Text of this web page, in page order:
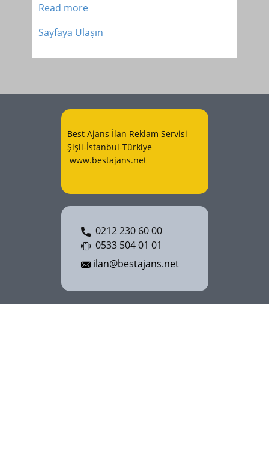
Read more
Sayfaya Ulaşın
Best Ajans İlan Reklam Servisi
Şişli-İstanbul-Türkiye
www.bestajans.net
0212 230 60 00
0533 504 01 01
ilan@bestajans.net